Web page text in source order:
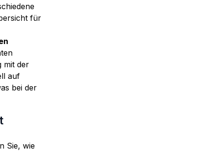
für
mit der
auf
bei der
Sie, wie